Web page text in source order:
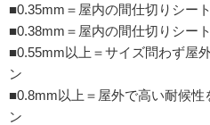
■0.35mm＝屋内の間仕切りシー
■0.38mm＝屋内の間仕切りシー
■0.55mm以上＝サイズ問わず屋
ン
■0.8mm以上＝屋外で高い耐候
ン